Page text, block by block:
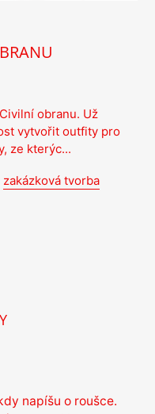
obranu. Už
vytvořit outfity pro
ze kterýc...
zakázková tvorba
napíšu o roušce.